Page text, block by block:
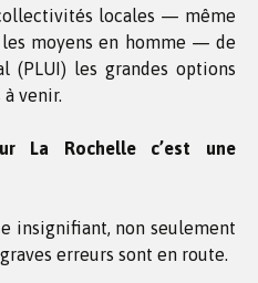
locales — même
les moyens en homme — de
(PLUI) les grandes options
à venir.
La Rochelle c’est une
insignifiant, non seulement
erreurs sont en route.